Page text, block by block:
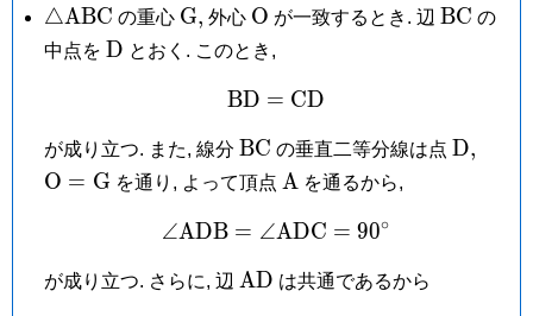
\triangle\mathrm{ABC}
△ABC の重心 \mathrm
G,
G, 外心 \mathrm
O
O が一致するとき. 辺 BC の
中点を \mathrm
D とおく. このとき,
\mathrm{BD} =
BD = CD
が成り立つ. また, 線分 \mathrm{BC}
BC の垂直二等分線は点 D,
O = G を通り, よって頂点 \mathrm
A を通るから,
\angle\mathrm{ADB}
∠ADB = ∠ADC = 90∘
が成り立つ. さらに, 辺 \mathrm{AD}
AD は共通であるから